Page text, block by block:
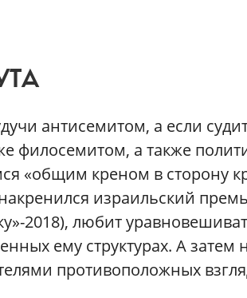
антисемитом, а если
филосемитом, а также
«общим креном в сторону
израильский
2018), любит
ему структурах. А
противоположных